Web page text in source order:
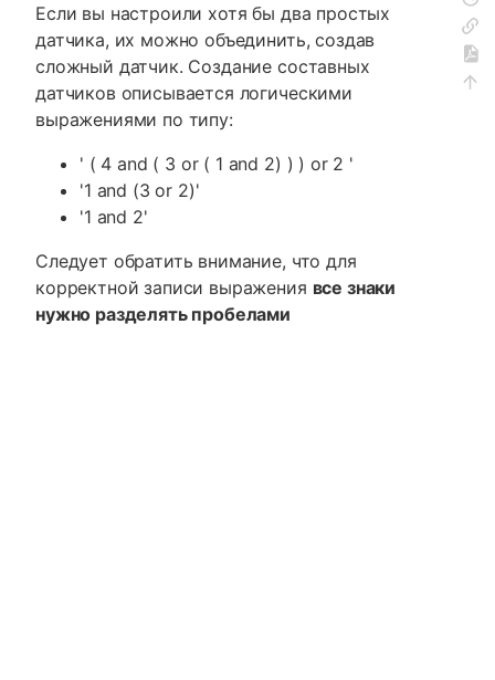
Если вы настроили хотя бы два простых
датчика, их можно объединить, создав
сложный датчик. Создание составных
датчиков описывается логическими
выражениями по типу:
' ( 4 and ( 3 or ( 1 and 2) ) ) or 2 '
'1 and (3 or 2)'
'1 and 2'
Следует обратить внимание, что для
корректной записи выражения все знаки
нужно разделять пробелами